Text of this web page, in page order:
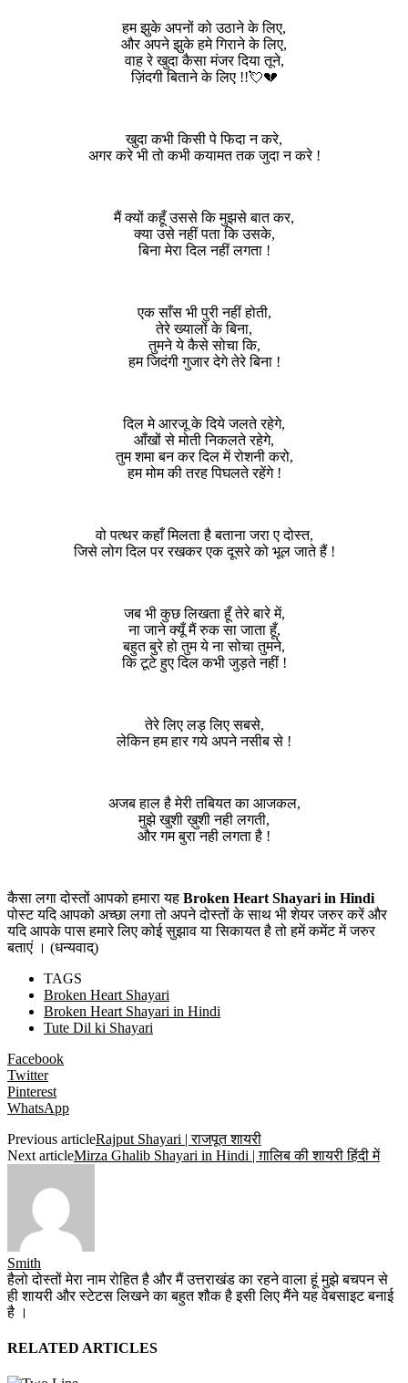
हम झुके अपनों को उठाने के लिए,
और अपने झुके हमे गिराने के लिए,
वाह रे खुदा कैसा मंजर दिया तूने,
ज़िंदगी बिताने के लिए !!💘💔
खुदा कभी किसी पे फिदा न करे,
अगर करे भी तो कभी कयामत तक जुदा न करे !
मैं क्यों कहूँ उससे कि मुझसे बात कर,
क्या उसे नहीं पता कि उसके,
बिना मेरा दिल नहीं लगता !
एक साँस भी पुरी नहीं होती,
तेरे ख्यालों के बिना,
तुमने ये कैसे सोचा कि,
हम जिदंगी गुजार देगे तेरे बिना !
दिल मे आरजू के दिये जलते रहेगे,
आँखों से मोती निकलते रहेगे,
तुम शमा बन कर दिल में रोशनी करो,
हम मोम की तरह पिघलते रहेंगे !
वो पत्थर कहाँ मिलता है बताना जरा ए दोस्त,
जिसे लोग दिल पर रखकर एक दूसरे को भूल जाते हैं !
जब भी कुछ लिखता हूँ तेरे बारे में,
ना जाने क्यूँ मैं रुक सा जाता हूँ,
बहुत बुरे हो तुम ये ना सोचा तुमने,
कि टूटे हुए दिल कभी जुड़ते नहीं !
तेरे लिए लड़ लिए सबसे,
लेकिन हम हार गये अपने नसीब से !
अजब हाल है मेरी तबियत का आजकल,
मुझे खुशी ख़ुशी नही लगती,
और गम बुरा नही लगता है !
कैसा लगा दोस्तों आपको हमारा यह Broken Heart Shayari in Hindi
पोस्ट यदि आपको अच्छा लगा तो अपने दोस्तों के साथ भी शेयर जरुर करें और
यदि आपके पास हमारे लिए कोई सुझाव या सिकायत है तो हमें कमेंट में जरुर
बताएं । (धन्यवाद्)
TAGS
Broken Heart Shayari
Broken Heart Shayari in Hindi
Tute Dil ki Shayari
Facebook
Twitter
Pinterest
WhatsApp
Previous articleRajput Shayari | राजपूत शायरी
Next articleMirza Ghalib Shayari in Hindi | ग़ालिब की शायरी हिंदी में
Smith
हैलो दोस्तों मेरा नाम रोहित है और मैं उत्तराखंड का रहने वाला हूं मुझे बचपन से
ही शायरी और स्टेटस लिखने का बहुत शौक है इसी लिए मैंने यह वेबसाइट बनाई
है ।
RELATED ARTICLES